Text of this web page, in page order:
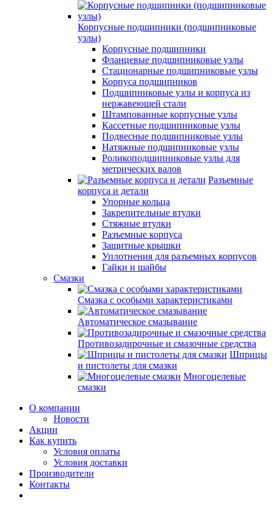
Корпусные подшипники (подшипниковые
узлы)
Корпусные подшипники
Фланцевые подшипниковые узлы
Стационарные подшипниковые узлы
Корпуса подшипников
Подшипниковые узлы и корпуса из
нержавеющей стали
Штампованные корпусные узлы
Кассетные подшипниковые узлы
Подвесные подшипниковые узлы
Натяжные подшипниковые узлы
Роликоподшипниковые узлы для
метрических валов
Разъемные
корпуса и детали
Упорные кольца
Закрепительные втулки
Стяжные втулки
Разъемные корпуса
Защитные крышки
Уплотнения для разъемных корпусов
Гайки и шайбы
Смазки
Смазка с особыми характеристиками
Автоматическое смазывание
Противозадирочные и смазочные средства
Шприцы
и пистолеты для смазки
Многоцелевые
смазки
О компании
Новости
Акции
Как купить
Условия оплаты
Условия доставки
Производители
Контакты